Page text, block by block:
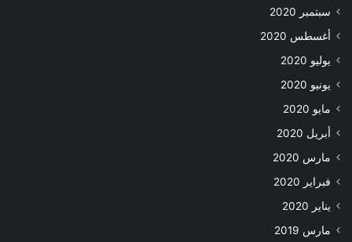
سبتمبر 2020
أغسطس 2020
يوليو 2020
يونيو 2020
مايو 2020
أبريل 2020
مارس 2020
فبراير 2020
يناير 2020
مارس 2019